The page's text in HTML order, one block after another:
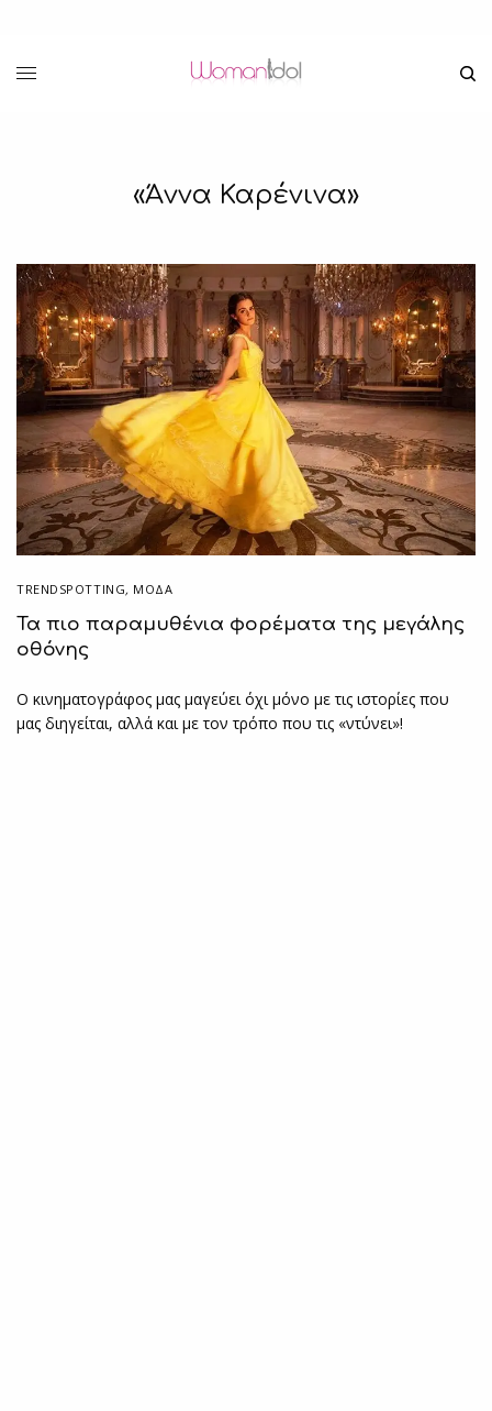
«Άννα Καρένινα»
TRENDSPOTTING, ΜΟΔΑ
Τα πιο παραμυθένια φορέματα της μεγάλης
οθόνης
Ο κινηματογράφος μας μαγεύει όχι μόνο με τις ιστορίες που
μας διηγείται, αλλά και με τον τρόπο που τις «ντύνει»!